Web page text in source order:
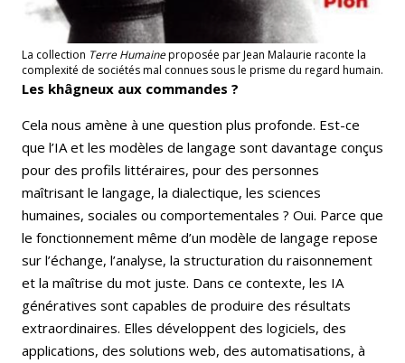
La collection Terre Humaineproposée par Jean Malaurie raconte la
complexité de sociétés mal connues sous le prisme du regard humain.
Les khâgneux aux commandes ?
Cela nous amène à une question plus profonde. Est-ce
que l’IA et les modèles de langage sont davantage conçus
pour des profils littéraires, pour des personnes
maîtrisant le langage, la dialectique, les sciences
humaines, sociales ou comportementales ? Oui. Parce que
le fonctionnement même d’un modèle de langage repose
sur l’échange, l’analyse, la structuration du raisonnement
et la maîtrise du mot juste. Dans ce contexte, les IA
génératives sont capables de produire des résultats
extraordinaires. Elles développent des logiciels, des
applications, des solutions web, des automatisations, à